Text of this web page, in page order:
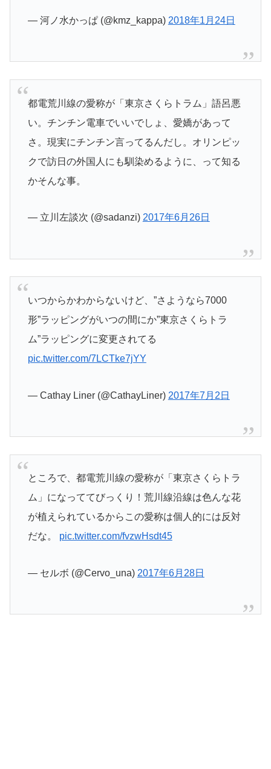
— 河ノ水かっぱ (@kmz_kappa) 2018年1月24日
都電荒川線の愛称が「東京さくらトラム」語呂悪
い。チンチン電車でいいでしょ、愛嬌があって
さ。現実にチンチン言ってるんだし。オリンピッ
クで訪日の外国人にも馴染めるように、って知る
かそんな事。
— 立川左談次 (@sadanzi) 2017年6月26日
いつからかわからないけど、”さようなら7000
形”ラッピングがいつの間にか”東京さくらトラ
ム”ラッピングに変更されてる
pic.twitter.com/7LCTke7jYY
— Cathay Liner (@CathayLiner) 2017年7月2日
ところで、都電荒川線の愛称が「東京さくらトラ
ム」になっててびっくり！荒川線沿線は色んな花
が植えられているからこの愛称は個人的には反対
だな。 pic.twitter.com/fvzwHsdt45
— セルボ (@Cervo_una) 2017年6月28日